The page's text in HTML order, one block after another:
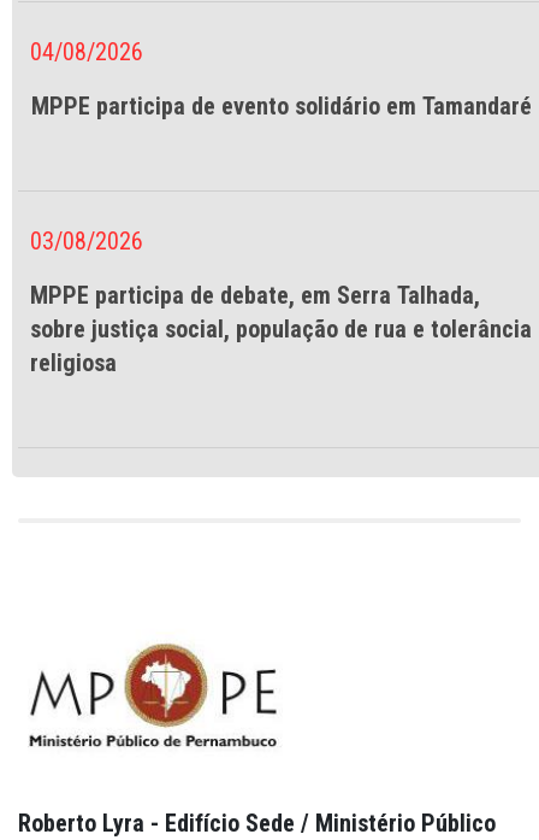
04/08/2026
MPPE participa de evento solidário em Tamandaré
03/08/2026
MPPE participa de debate, em Serra Talhada,
sobre justiça social, população de rua e tolerância
religiosa
Roberto Lyra - Edifício Sede / Ministério Público